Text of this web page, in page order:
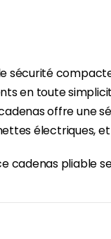
sécurité
en toute
offre une
électriques,
cadenas pliable